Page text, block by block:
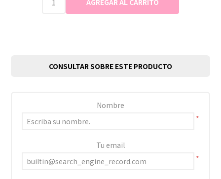
CONSULTAR SOBRE ESTE PRODUCTO
Nombre
*
Tu email
*